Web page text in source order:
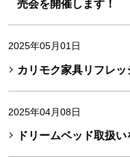
売会を開催します！
2025年05月01日
カリモク家具リフレッ
2025年04月08日
ドリームベッド取扱